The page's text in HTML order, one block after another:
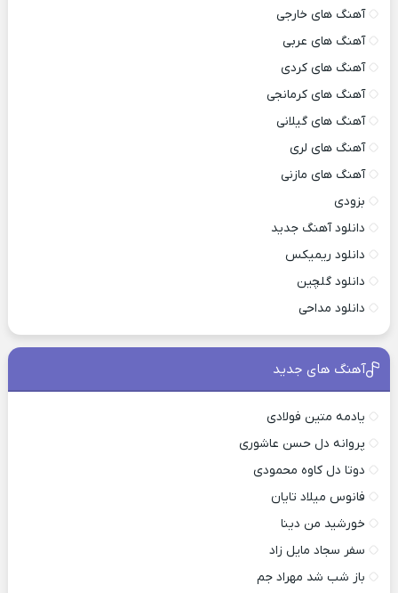
آهنگ های خارجی
آهنگ های عربی
آهنگ های کردی
آهنگ های کرمانجی
آهنگ های گیلانی
آهنگ های لری
آهنگ های مازنی
بزودی
دانلود آهنگ جدید
دانلود ریمیکس
دانلود گلچین
دانلود مداحی
آهنگ های جدید
یادمه متین فولادی
پروانه دل حسن عاشوری
دوتا دل کاوه محمودی
فانوس میلاد تایان
خورشید من دینا
سفر سجاد مایل زاد
باز شب شد مهراد جم